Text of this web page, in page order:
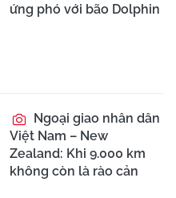
ứng phó với bão Dolphin
Ngoại giao nhân dân
Việt Nam – New
Zealand: Khi 9.000 km
không còn là rào cản